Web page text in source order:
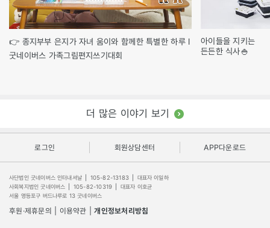
👉 종지부부 은지가 자녀 움이와 함께한 특별한 하루 l
굿네이버스 가족그림편지쓰기대회
아이들을 지키는
든든한 식사🍚
더 많은 이야기 보기
로그인 회원상담센터 APP다운로드
사단법인 굿네이버스 인터내셔날 105-82-13183
대표자 이일하
사회복지법인 굿네이버스
105-82-10319
대표자 이호균
서울 영등포구 버드나루로 13 굿네이버스
후원·제휴문의 이용약관 개인정보처리방침